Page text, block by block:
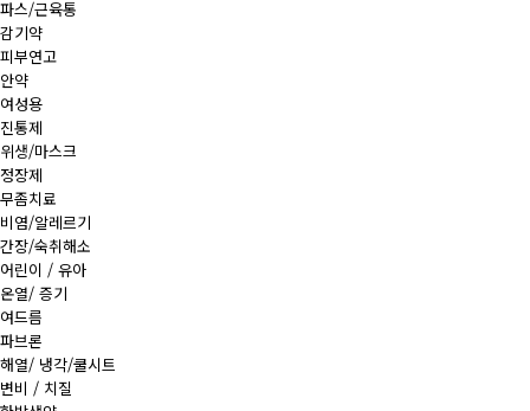
파스/근육통
감기약
피부연고
안약
여성용
진통제
위생/마스크
정장제
무좀치료
비염/알레르기
간장/숙취해소
어린이 / 유아
온열/ 증기
여드름
파브론
해열/ 냉각/쿨시트
변비 / 치질